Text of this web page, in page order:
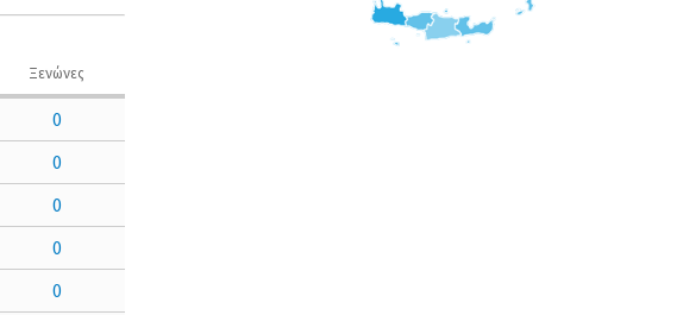
Ξενώνες
0
0
0
0
0